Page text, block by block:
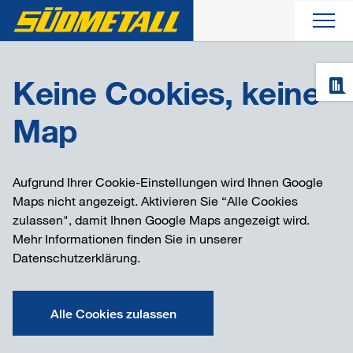
Produkte
Service
Keine Cookies, keine
Map
Aufgrund Ihrer Cookie-Einstellungen wird Ihnen Google
Maps nicht angezeigt. Aktivieren Sie “Alle Cookies
zulassen", damit Ihnen Google Maps angezeigt wird.
Mehr Informationen finden Sie in unserer
Datenschutzerklärung.
Alle Cookies zulassen
info@suedmetall.de
infomuenchen@suedmetall.de
infoniederbayern@suedmetall.de
infopeissenberg@suedmetall.de